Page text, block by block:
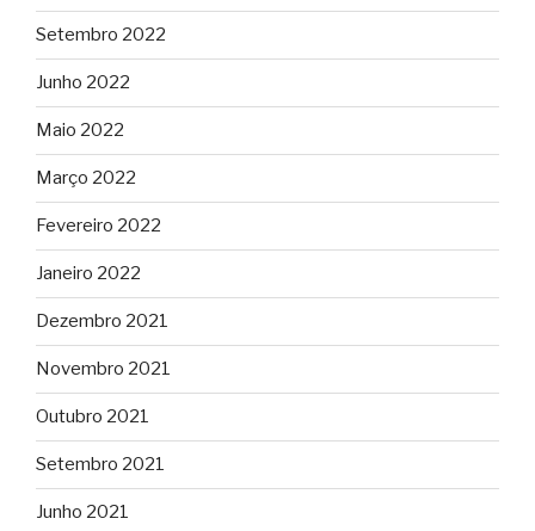
Setembro 2022
Junho 2022
Maio 2022
Março 2022
Fevereiro 2022
Janeiro 2022
Dezembro 2021
Novembro 2021
Outubro 2021
Setembro 2021
Junho 2021